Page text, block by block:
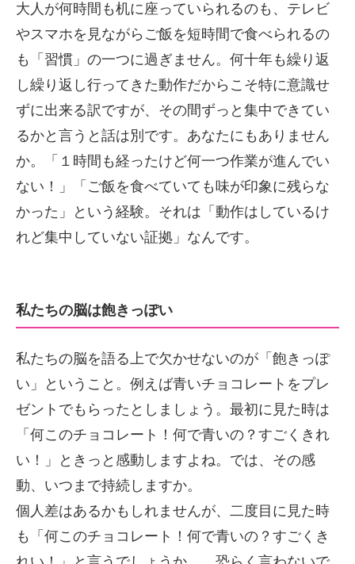
大人が何時間も机に座っていられるのも、テレビ
やスマホを見ながらご飯を短時間で食べられるの
も「習慣」の一つに過ぎません。何十年も繰り返
し繰り返し行ってきた動作だからこそ特に意識せ
ずに出来る訳ですが、その間ずっと集中できてい
るかと言うと話は別です。あなたにもありません
か。「１時間も経ったけど何一つ作業が進んでい
ない！」「ご飯を食べていても味が印象に残らな
かった」という経験。それは「動作はしているけ
れど集中していない証拠」なんです。
私たちの脳は飽きっぽい
私たちの脳を語る上で欠かせないのが「飽きっぽ
い」ということ。例えば青いチョコレートをプレ
ゼントでもらったとしましょう。最初に見た時は
「何このチョコレート！何で青いの？すごくきれ
い！」ときっと感動しますよね。では、その感
動、いつまで持続しますか。
個人差はあるかもしれませんが、二度目に見た時
も「何このチョコレート！何で青いの？すごくき